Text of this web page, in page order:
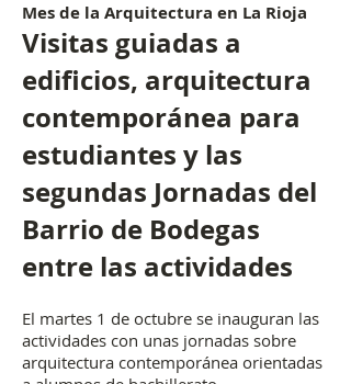
Mes de la Arquitectura en La Rioja
Visitas guiadas a
edificios, arquitectura
contemporánea para
estudiantes y las
segundas Jornadas del
Barrio de Bodegas
entre las actividades
El martes 1 de octubre se inauguran las
actividades con unas jornadas sobre
arquitectura contemporánea orientadas